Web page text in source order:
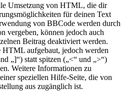
Umsetzung von HTML, die dir
für deinen Text
von BBCode werden durch
vergeben, können jedoch auch
Beitrag deaktiviert werden.
aufgebaut, jedoch werden
„]“) statt spitzen („<“ und „>“)
Weitere Informationen zu
speziellen Hilfe-Seite, die von
aus zugänglich ist.